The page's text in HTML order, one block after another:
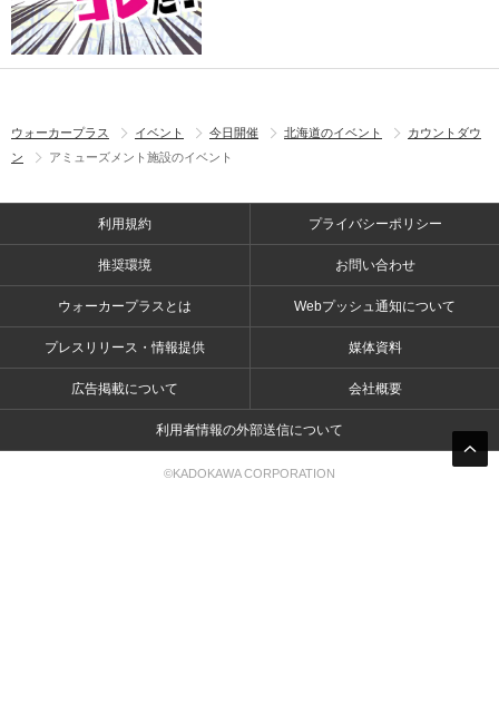
ウォーカープラス イベント 今日開催 北海道のイベント
カウントダウ
ン
アミューズメント施設のイベント
利用規約 プライバシーポリシー
推奨環境 お問い合わせ
ウォーカープラスとは Webプッシュ通知について
プレスリリース・情報提供 媒体資料
広告掲載について 会社概要
利用者情報の外部送信について
©KADOKAWA CORPORATION